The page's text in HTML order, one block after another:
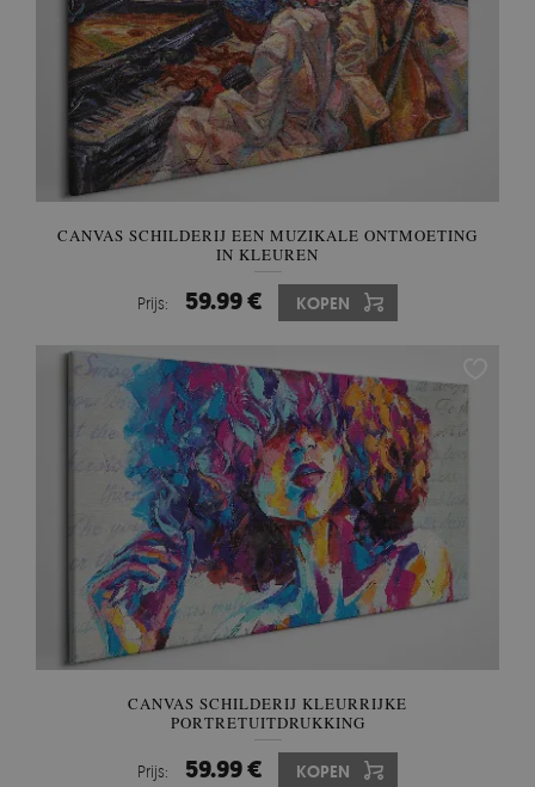
CANVAS SCHILDERIJ EEN MUZIKALE ONTMOETING
IN KLEUREN
Prijs: 59.99 € KOPEN
CANVAS SCHILDERIJ KLEURRIJKE
PORTRETUITDRUKKING
Prijs: 59.99 € KOPEN